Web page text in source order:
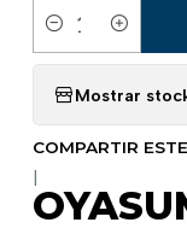
Cantidad
Mostrar
COMPARTIR